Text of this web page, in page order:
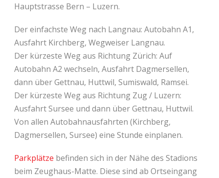
Hauptstrasse Bern – Luzern.
Der einfachste Weg nach Langnau: Autobahn A1,
Ausfahrt Kirchberg, Wegweiser Langnau.
Der kürzeste Weg aus Richtung Zürich: Auf
Autobahn A2 wechseln, Ausfahrt Dagmersellen,
dann über Gettnau, Huttwil, Sumiswald, Ramsei.
Der kürzeste Weg aus Richtung Zug / Luzern:
Ausfahrt Sursee und dann über Gettnau, Huttwil.
Von allen Autobahnausfahrten (Kirchberg,
Dagmersellen, Sursee) eine Stunde einplanen.
Parkplätze befinden sich in der Nähe des Stadions
beim Zeughaus-Matte. Diese sind ab Ortseingang